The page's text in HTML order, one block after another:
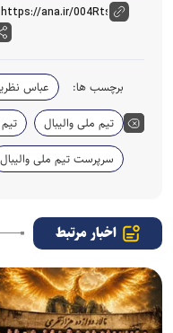
برچسب ها: عباس
تیم ملی والیبال
سرپرست تیم ملی والیبال
اخبار مرتبط